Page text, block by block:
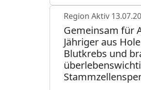
Region Aktiv
Gemeinsam für
Jähriger aus
Blutkrebs und